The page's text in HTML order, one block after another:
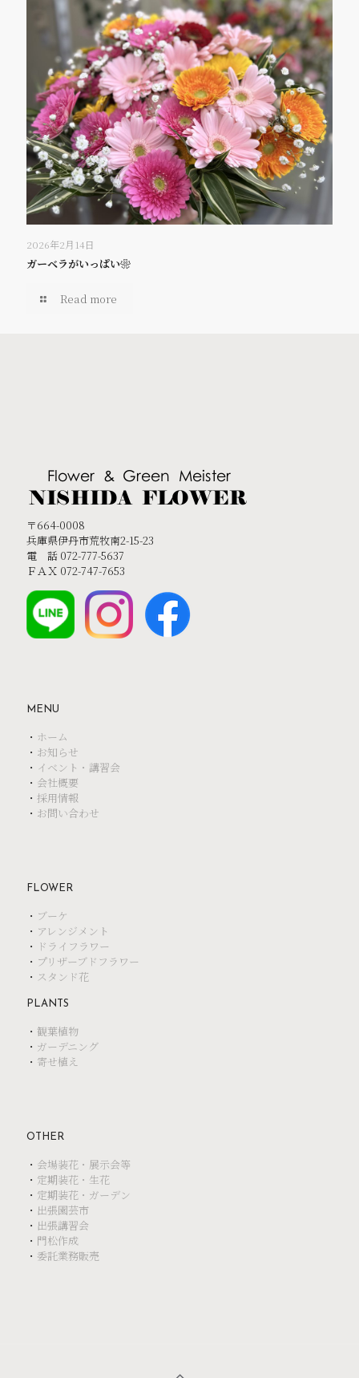
2026年2月14日
ガーベラがいっぱい❀
Read more
〒664-0008
兵庫県伊丹市荒牧南2-15-23
電 話 072-777-5637
ＦＡＸ 072-747-7653
MENU
・ ホーム
・ お知らせ
・ イベント・講習会
・ 会社概要
・ 採用情報
・ お問い合わせ
FLOWER
・ ブーケ
・ アレンジメント
・ ドライフラワー
・ プリザーブドフラワー
・ スタンド花
PLANTS
・ 観葉植物
・ ガーデニング
・ 寄せ植え
OTHER
・ 会場装花・展示会等
・ 定期装花・生花
・ 定期装花・ガーデン
・ 出張園芸市
・ 出張講習会
・ 門松作成
・ 委託業務販売